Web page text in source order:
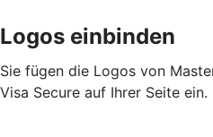
Logos einbinden
Sie fügen die Logos von
Visa Secure auf Ihrer Seite ein.